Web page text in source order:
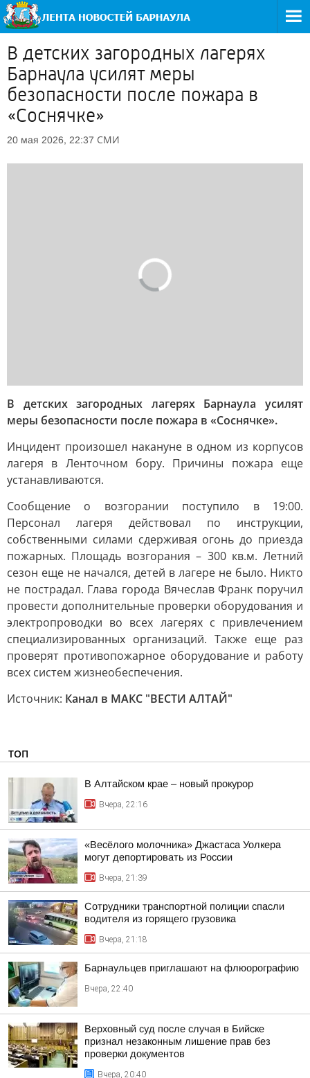
В детских загородных лагерях
Барнаула усилят меры
безопасности после пожара в
«Соснячке»
20 мая 2026, 22:37 СМИ
В детских загородных лагерях Барнаула усилят
меры безопасности после пожара в «Соснячке».
Инцидент произошел накануне в одном из корпусов
лагеря в Ленточном бору. Причины пожара еще
устанавливаются.
Сообщение о возгорании поступило в 19:00.
Персонал лагеря действовал по инструкции,
собственными силами сдерживая огонь до приезда
пожарных. Площадь возгорания – 300 кв.м. Летний
сезон еще не начался, детей в лагере не было. Никто
не пострадал. Глава города Вячеслав Франк поручил
провести дополнительные проверки оборудования и
электропроводки во всех лагерях с привлечением
специализированных организаций. Также еще раз
проверят противопожарное оборудование и работу
всех систем жизнеобеспечения.
Источник: Канал в МАКС "ВЕСТИ АЛТАЙ"
ТОП
В Алтайском крае – новый прокурор
Вчера, 22:16
«Весёлого молочника» Джастаса Уолкера
могут депортировать из России
Вчера, 21:39
Сотрудники транспортной полиции спасли
водителя из горящего грузовика
Вчера, 21:18
Барнаульцев приглашают на флюорографию
Вчера, 22:40
Верховный суд после случая в Бийске
признал незаконным лишение прав без
проверки документов
Вчера, 20:40